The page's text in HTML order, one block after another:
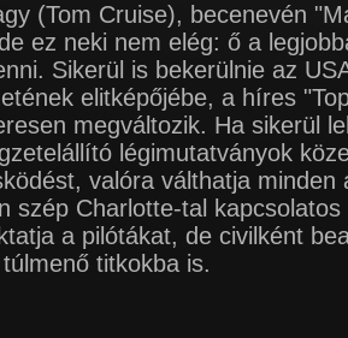
(Tom Cruise), becenevén
ez neki nem elég: ő a
Sikerül is bekerülnie az
elitképőjébe, a híres
megváltozik. Ha sikerül
légimutatványok
valóra válthatja minden
szép Charlotte-tal
a pilótákat, de civilként
titkokba is.